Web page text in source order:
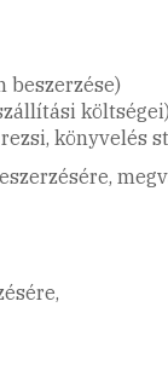
beszerzése)
költségei)
könyvelés